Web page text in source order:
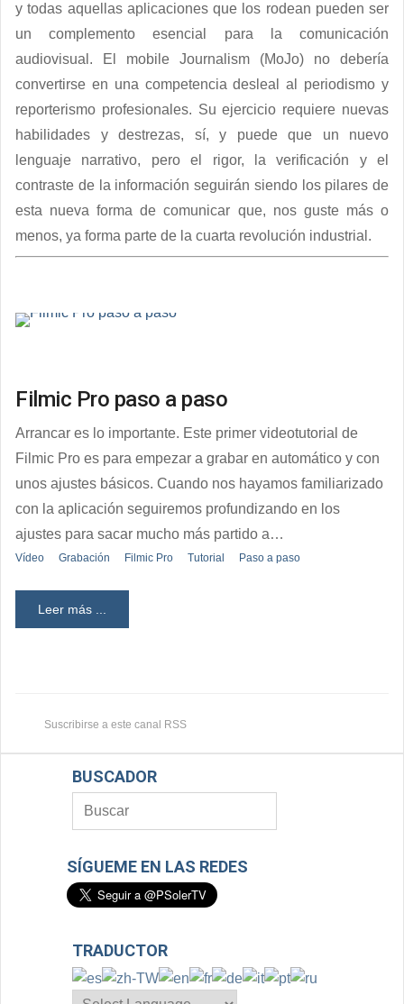
y todas aquellas aplicaciones que los rodean pueden ser
un complemento esencial para la comunicación
audiovisual. El mobile Journalism (MoJo) no debería
convertirse en una competencia desleal al periodismo y
reporterismo profesionales. Su ejercicio requiere nuevas
habilidades y destrezas, sí, y puede que un nuevo
lenguaje narrativo, pero el rigor, la verificación y el
contraste de la información seguirán siendo los pilares de
esta nueva forma de comunicar que, nos guste más o
menos, ya forma parte de la cuarta revolución industrial.
Filmic Pro paso a paso
Arrancar es lo importante. Este primer videotutorial de
Filmic Pro es para empezar a grabar en automático y con
unos ajustes básicos. Cuando nos hayamos familiarizado
con la aplicación seguiremos profundizando en los
ajustes para sacar mucho más partido a…
Vídeo Grabación Filmic Pro Tutorial Paso a paso
Leer más ...
Suscribirse a este canal RSS
BUSCADOR
SÍGUEME EN LAS REDES
TRADUCTOR